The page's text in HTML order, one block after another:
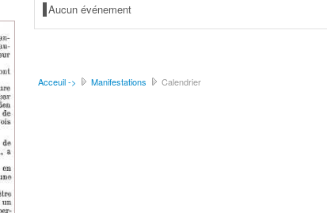
Aucun événement
Acceuil -> Manifestations Calendrier